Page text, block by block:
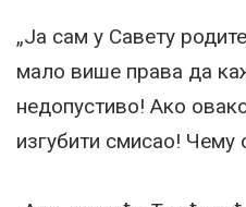
„Ја сам у Савету
мало више права да
недопустиво! Ако
изгубити смисао! Чему